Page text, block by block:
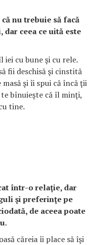
nu trebuie să facă
dar ceea ce uită este
iei cu bune şi cu rele.
fii deschisă şi cinstită
şi îi spui că încă ţii
bînuieşte că îl minţi,
tine.
într-o relaţie, dar
şi preferinţe pe
de aceea poate
căreia îi place să îşi